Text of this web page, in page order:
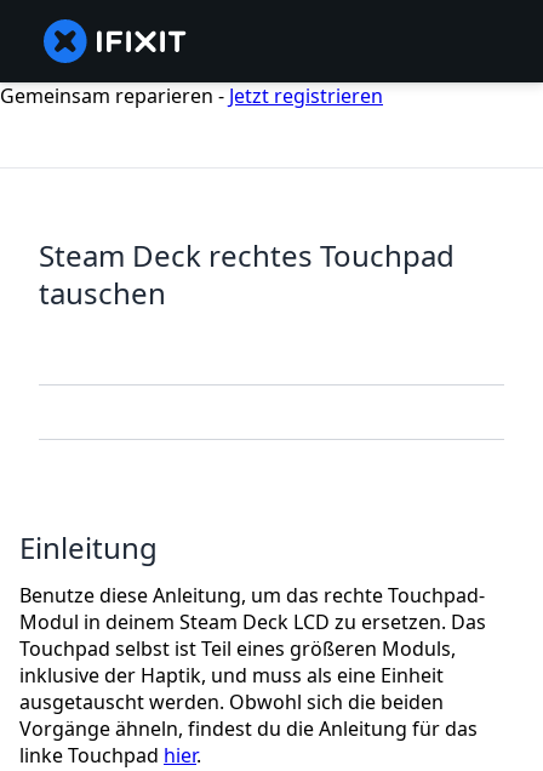
Gemeinsam reparieren - Jetzt registrieren
Steam Deck rechtes Touchpad
tauschen
Einleitung
Benutze diese Anleitung, um das rechte Touchpad-
Modul in deinem Steam Deck LCD zu ersetzen. Das
Touchpad selbst ist Teil eines größeren Moduls,
inklusive der Haptik, und muss als eine Einheit
ausgetauscht werden. Obwohl sich die beiden
Vorgänge ähneln, findest du die Anleitung für das
linke Touchpad hier.